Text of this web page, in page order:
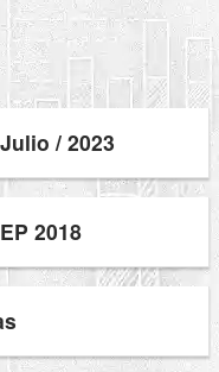
/ 2023
2018